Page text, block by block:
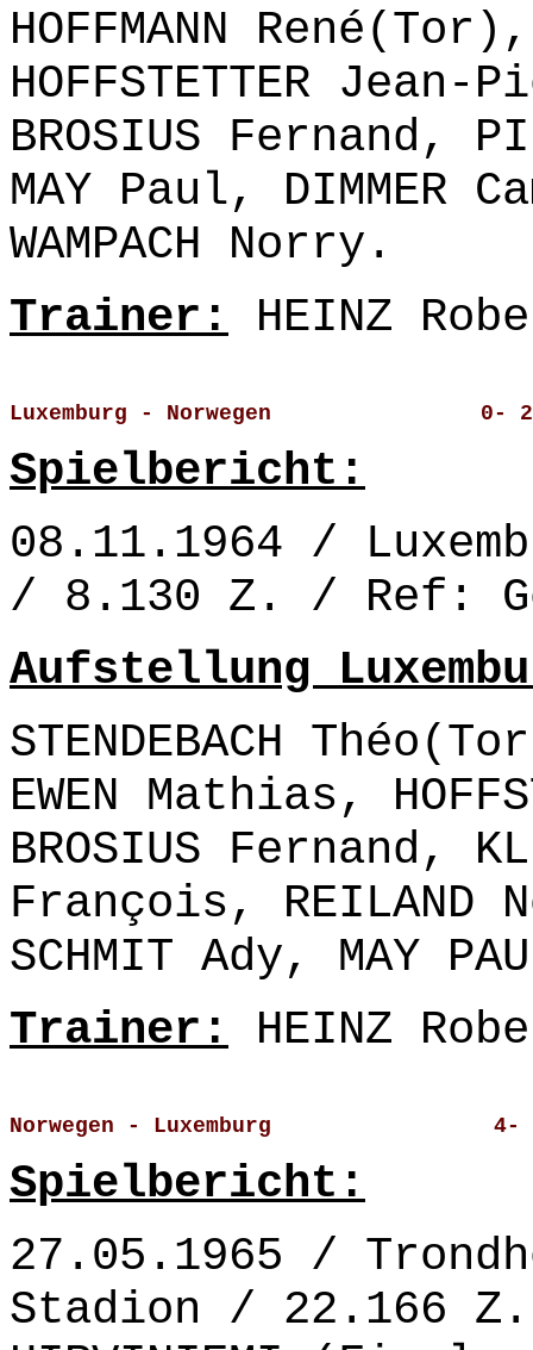
HOFFMANN
HOFFSTETTER
BROSIUS Fernand,
MAY Paul, DIMMER
WAMPACH Norry.
Trainer: HEINZ
Luxemburg - Norwegen                0-
Spielbericht:
08.11.1964 /
/ 8.130 Z. / Ref:
Aufstellung
STENDEBACH
EWEN Mathias,
BROSIUS Fernand,
François, REILAND
SCHMIT Ady, MAY
Trainer: HEINZ
Norwegen - Luxemburg                 4-
Spielbericht:
27.05.1965 /
Stadion / 22.166